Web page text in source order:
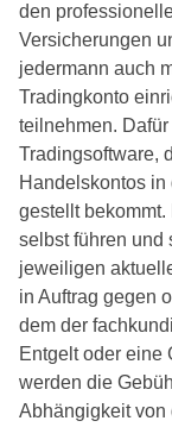
den
Versicherungen
jedermann auch
Tradingkonto
teilnehmen.
Tradingsoftware,
Handelskontos in
gestellt
selbst führen und
jeweiligen
in Auftrag gegen
dem der
Entgelt oder eine
werden die
Abhängigkeit von